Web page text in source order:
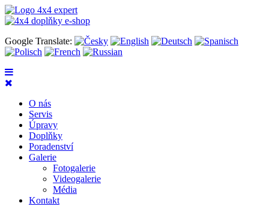
Google Translate:
O nás
Servis
Úpravy
Doplňky
Poradenství
Galerie
Fotogalerie
Videogalerie
Média
Kontakt